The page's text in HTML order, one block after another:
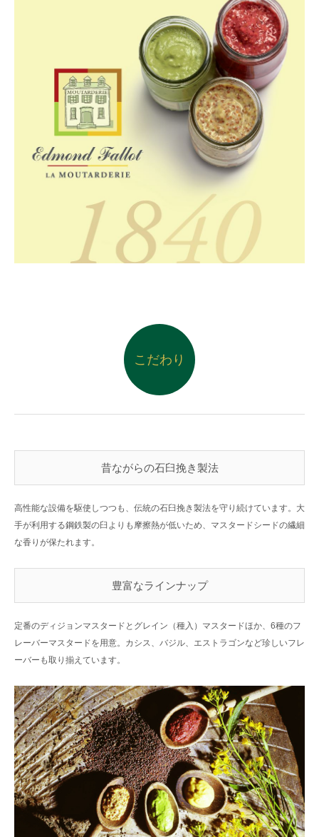
こだわり
昔ながらの石臼挽き製法
高性能な設備を駆使しつつも、伝統の石臼挽き製法を守り続けています。大
手が利用する鋼鉄製の臼よりも摩擦熱が低いため、マスタードシードの繊細
な香りが保たれます。
豊富なラインナップ
定番のディジョンマスタードとグレイン（種入）マスタードほか、6種のフ
レーバーマスタードを用意。カシス、バジル、エストラゴンなど珍しいフレ
ーバーも取り揃えています。